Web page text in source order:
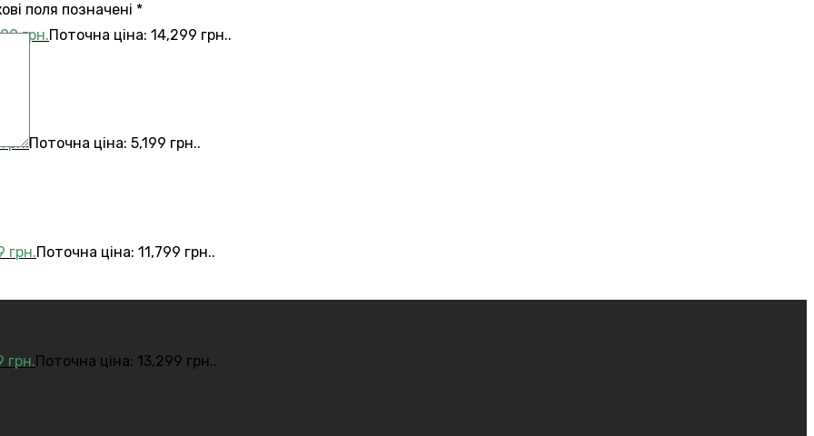
грн.Поточна ціна: 14,299 грн..
грн.Поточна ціна: 5,199 грн..
грн.Поточна ціна: 11,799 грн..
грн. Поточна ціна: 13,299 грн..
поля позначені *